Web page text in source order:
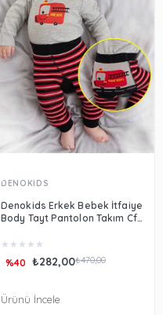
DENOKİDS
Denokids Erkek Bebek İtfaiye
Body Tayt Pantolon Takım Cff-
★ ★ ★ ★ ★
₺282,00₺470,00
%40
Ürünü İncele